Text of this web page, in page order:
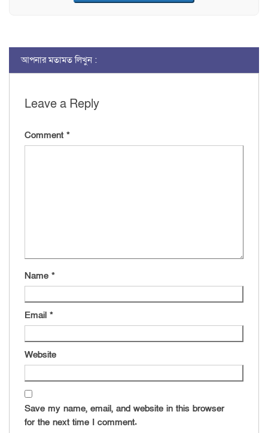
আপনার মতামত লিখুন :
Leave a Reply
Comment *
Name *
Email *
Website
Save my name, email, and website in this browser
for the next time I comment.